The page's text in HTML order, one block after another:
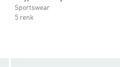
Sportswear
5 renk